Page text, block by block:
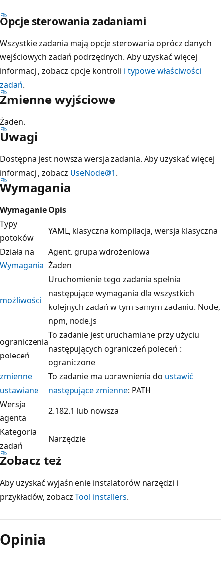
Opcje sterowania zadaniami
Wszystkie zadania mają opcje sterowania oprócz danych
wejściowych zadań podrzędnych. Aby uzyskać więcej
informacji, zobacz opcje kontroli i typowe właściwości
zadań.
Zmienne wyjściowe
Żaden.
Uwagi
Dostępna jest nowsza wersja zadania. Aby uzyskać więcej
informacji, zobacz UseNode@1.
Wymagania
WymaganieOpis
Typy
potoków
YAML, klasyczna kompilacja, wersja klasyczna
Działa na
Agent, grupa wdrożeniowa
Wymagania Żaden
możliwości
Uruchomienie tego zadania spełnia
następujące wymagania dla wszystkich
kolejnych zadań w tym samym zadaniu: Node,
npm, node.js
ograniczenia
poleceń
To zadanie jest uruchamiane przy użyciu
następujących ograniczeń poleceń :
ograniczone
zmienne
ustawiane
To zadanie ma uprawnienia do ustawić
następujące zmienne: PATH
Wersja
agenta
2.182.1 lub nowsza
Kategoria
zadań
Narzędzie
Zobacz też
Aby uzyskać wyjaśnienie instalatorów narzędzi i
przykładów, zobacz Tool installers.
Opinia